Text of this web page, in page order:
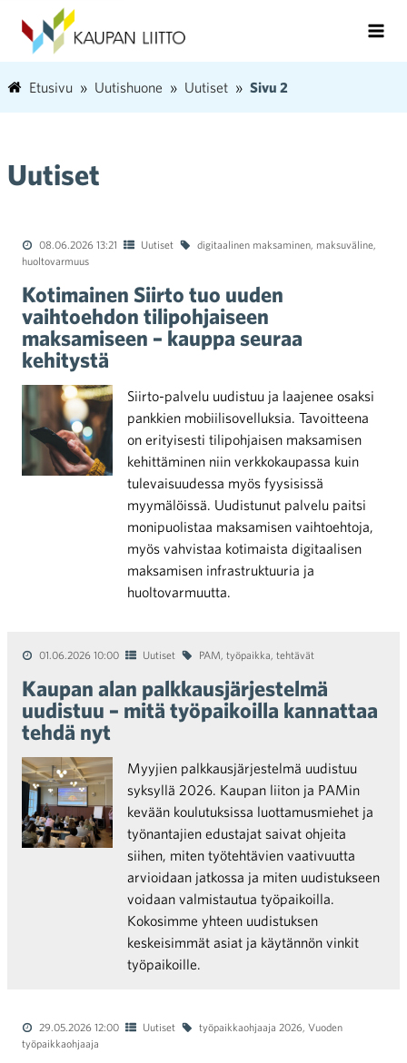
Etusivu Uutishuone Uutiset Sivu 2
Uutiset
08.06.2026 13:21 Uutiset digitaalinen maksaminen, maksuväline,
huoltovarmuus
Kotimainen Siirto tuo uuden
vaihtoehdon tilipohjaiseen
maksamiseen – kauppa seuraa
kehitystä
Siirto-palvelu uudistuu ja laajenee osaksi
pankkien mobiilisovelluksia. Tavoitteena
on erityisesti tilipohjaisen maksamisen
kehittäminen niin verkkokaupassa kuin
tulevaisuudessa myös fyysisissä
myymälöissä. Uudistunut palvelu paitsi
monipuolistaa maksamisen vaihtoehtoja,
myös vahvistaa kotimaista digitaalisen
maksamisen infrastruktuuria ja
huoltovarmuutta.
01.06.2026 10:00 Uutiset PAM, työpaikka, tehtävät
Kaupan alan palkkausjärjestelmä
uudistuu – mitä työpaikoilla kannattaa
tehdä nyt
Myyjien palkkausjärjestelmä uudistuu
syksyllä 2026. Kaupan liiton ja PAMin
kevään koulutuksissa luottamusmiehet ja
työnantajien edustajat saivat ohjeita
siihen, miten työtehtävien vaativuutta
arvioidaan jatkossa ja miten uudistukseen
voidaan valmistautua työpaikoilla.
Kokosimme yhteen uudistuksen
keskeisimmät asiat ja käytännön vinkit
työpaikoille.
29.05.2026 12:00 Uutiset työpaikkaohjaaja 2026, Vuoden
työpaikkaohjaaja